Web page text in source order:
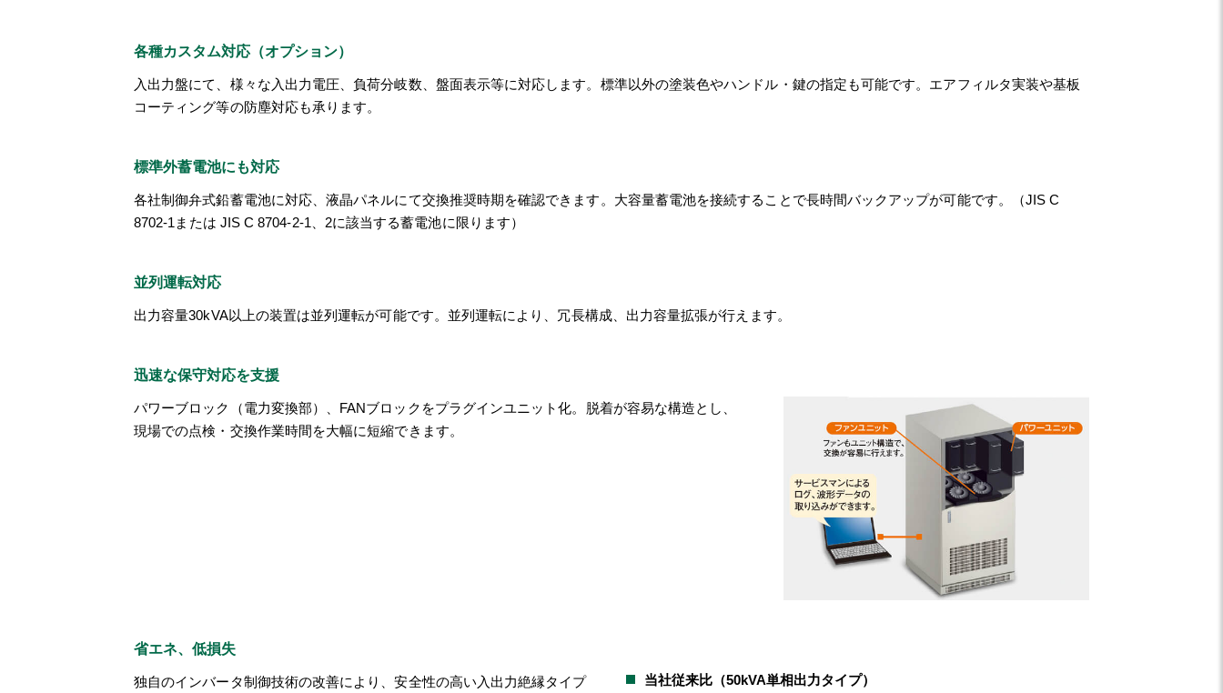
各種カスタム対応（オプション）
入出力盤にて、様々な入出力電圧、負荷分岐数、盤面表示等に対応します。標準以外の塗装色やハンドル・鍵の指定も可能です。エアフィルタ実装や基板
コーティング等の防塵対応も承ります。
標準外蓄電池にも対応
各社制御弁式鉛蓄電池に対応、液晶パネルにて交換推奨時期を確認できます。大容量蓄電池を接続することで長時間バックアップが可能です。（JIS C
8702-1または JIS C 8704-2-1、2に該当する蓄電池に限ります）
並列運転対応
出力容量30kVA以上の装置は並列運転が可能です。並列運転により、冗長構成、出力容量拡張が行えます。
迅速な保守対応を支援
パワーブロック（電力変換部）、FANブロックをプラグインユニット化。脱着が容易な構造とし、
現場での点検・交換作業時間を大幅に短縮できます。
省エネ、低損失
独自のインバータ制御技術の改善により、安全性の高い入出力絶縁タイプ
当社従来比（50kVA単相出力タイプ）